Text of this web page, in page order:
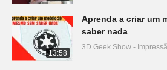
13:58
Aprenda a criar um
saber nada
3D Geek Show -